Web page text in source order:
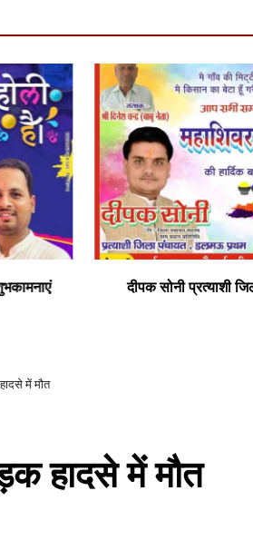
दीपक सोनी प्रत्याशी
में मौत
हादसे में मौत